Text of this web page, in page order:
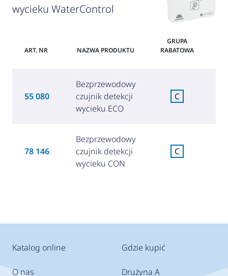
wycieku WaterControl
ART. NR NAZWA PRODUKTU
GRUPA
RABATOWA
55 080
Bezprzewodowy
czujnik detekcji
wycieku ECO
C
78 146
Bezprzewodowy
czujnik detekcji
wycieku CON
C
Katalog online
O nas
Gdzie kupić
Drużyna A